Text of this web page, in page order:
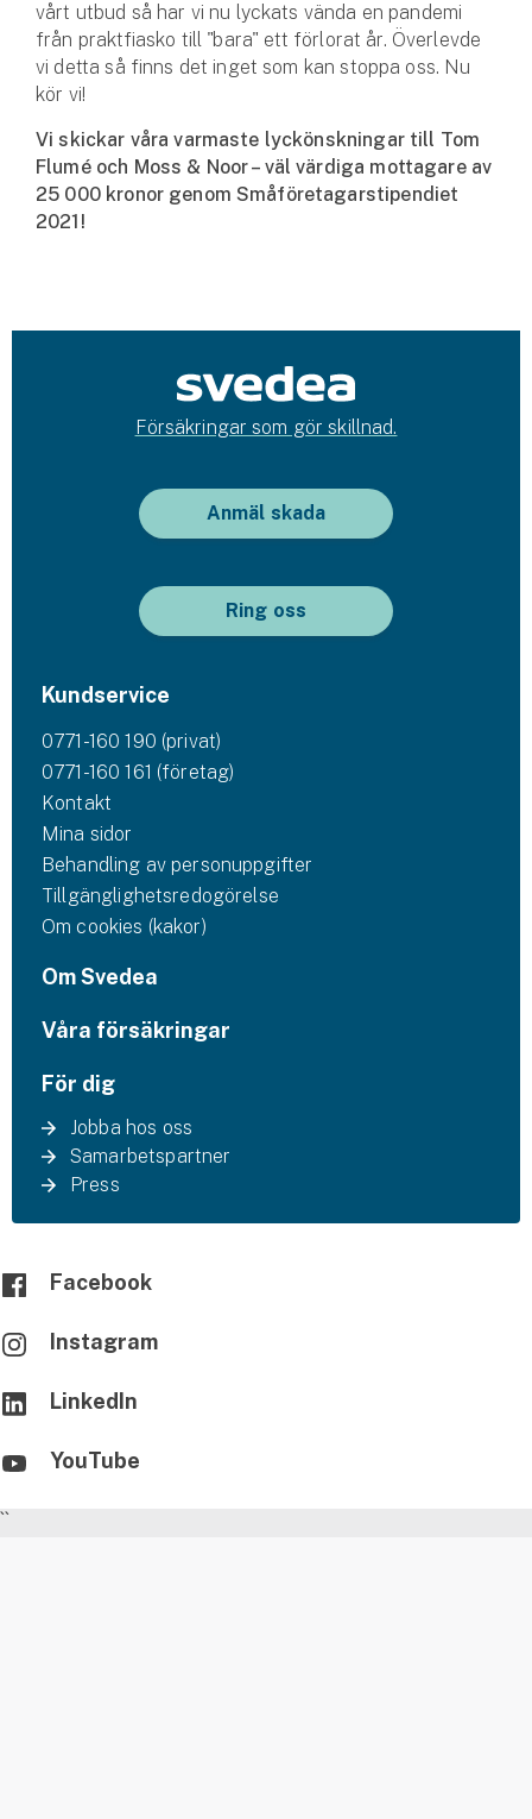
vårt utbud så har vi nu lyckats vända en pandemi
från praktfiasko till "bara" ett förlorat år. Överlevde
vi detta så finns det inget som kan stoppa oss. Nu
kör vi!
Vi skickar våra varmaste lyckönskningar till Tom
Flumé och Moss & Noor – väl värdiga mottagare av
25 000 kronor genom Småföretagarstipendiet
2021!
Försäkringar som gör skillnad.
Anmäl skada
Ring oss
Kundservice
0771-160 190 (privat)
0771-160 161 (företag)
Kontakt
Mina sidor
Behandling av personuppgifter
Tillgänglighetsredogörelse
Om cookies (kakor)
Om Svedea
Våra försäkringar
För dig
Jobba hos oss
Samarbetspartner
Press
Facebook
Instagram
LinkedIn
YouTube
``